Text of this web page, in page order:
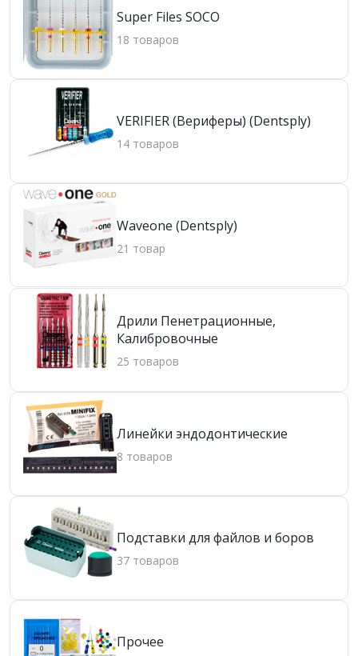
Super Files SOCO
18 товаров
VERIFIER (Вериферы) (Dentsply)
14 товаров
Waveone (Dentsply)
21 товар
Дрили Пенетрационные,
Калибровочные
25 товаров
Линейки эндодонтические
8 товаров
Подставки для файлов и боров
37 товаров
Прочее